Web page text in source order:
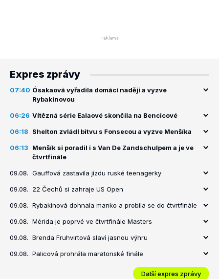
Expres zprávy
07:40 Ósakaová vyřadila domácí naději a vyzve
Rybakinovou
06:26 Vítězná série Ealaové skončila na Bencicové
06:18 Shelton zvládl bitvu s Fonsecou a vyzve Menšíka
06:13
Menšík si poradil i s Van De Zandschulpem a je ve
čtvrtfinále
09.08. Gauffová zastavila jízdu ruské teenagerky
09.08. 22 Čechů si zahraje US Open
09.08. Rybakinová dohnala manko a probila se do čtvrtfinále
09.08. Mérida je poprvé ve čtvrtfinále Masters
09.08. Brenda Fruhvirtová slaví jasnou výhru
09.08. Palicová prohrála maratonské finále
Další expres zprávy